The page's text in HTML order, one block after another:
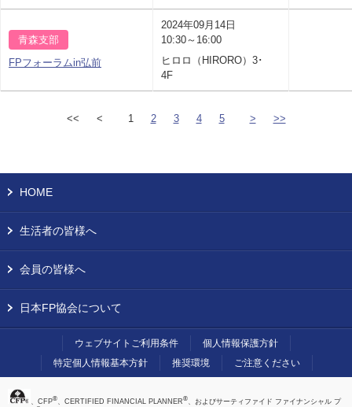
青森支部
FPフォーラムin弘前
2024年09月14日
10:30～16:00
ヒロロ（HIRORO）3･
4F
<< < 1 2 3 4 5 > >>
HOME
生活者の皆様へ
会員の皆様へ
日本FP協会について
ウェブサイトご利用条件
個人情報保護方針
特定個人情報基本方針
推奨環境 ご注意ください
、CFP®、CERTIFIED FINANCIAL PLANNER®、およびサーティファイド ファイナンシャル プ